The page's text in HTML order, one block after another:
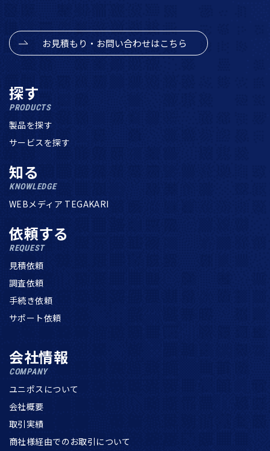
お見積もり・お問い合わせはこちら
探す
PRODUCTS
製品を探す
サービスを探す
知る
KNOWLEDGE
WEBメディア TEGAKARI
依頼する
REQUEST
見積依頼
調査依頼
手続き依頼
サポート依頼
会社情報
COMPANY
ユニポスについて
会社概要
取引実績
商社様経由でのお取引について